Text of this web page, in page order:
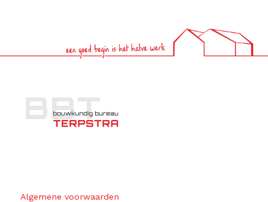
Algemene voorwaarden